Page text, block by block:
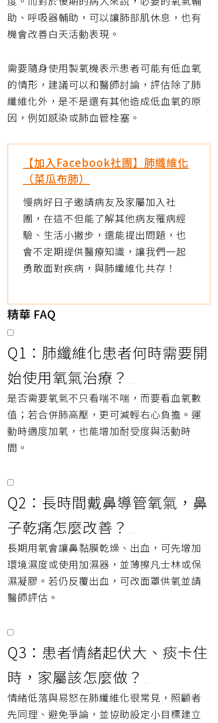
助、呼吸器輔助，可以讓肺部肌休息，也有
機會改善白天活動表現。
需要隨身使用製氧機表示患者可能有低血氧
的情形，建議可以和醫師討論，評估除了肺
纖維化外，是不是還有其他造成低血氧的原
因，例如感染或肺血管栓塞。
【加入Facebook社團】肺纖維化
（菜瓜布肺）
慢病好日子邀請病友及家屬加入社
團，在這不但能了解其他病友罹病經
驗、生活小撇步，還能提出問題，也
會不定期提供醫療知識，讓我們一起
勇敢面對疾病，與肺纖維化共存！
精華 FAQ
Q1：肺纖維化患者何時需要開
始使用氧氣治療？
是否需要氧氣不只看喘不喘，而要看血氧數
值；若合併肺高壓，更可減輕右心負擔。運
動時適度加氧，也能增加耐受度與活動時
間。
Q2：長時間戴鼻導管氧氣，鼻
子乾痛怎麼改善？
長期用氧會讓鼻黏膜乾燥、出血，可先增加
環境濕度或使用加濕器，並薄擦凡士林或保
濕凝膠。若仍反覆出血，可改面罩供氧並請
醫師評估。
Q3：患者情緒起伏大、痰卡住
時，家屬該怎麼做？
情緒低落與易怒在肺纖維化很常見，照顧者
先同理、避免爭論，並協助設定小目標建立